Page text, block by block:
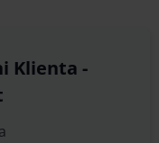
Klienta -